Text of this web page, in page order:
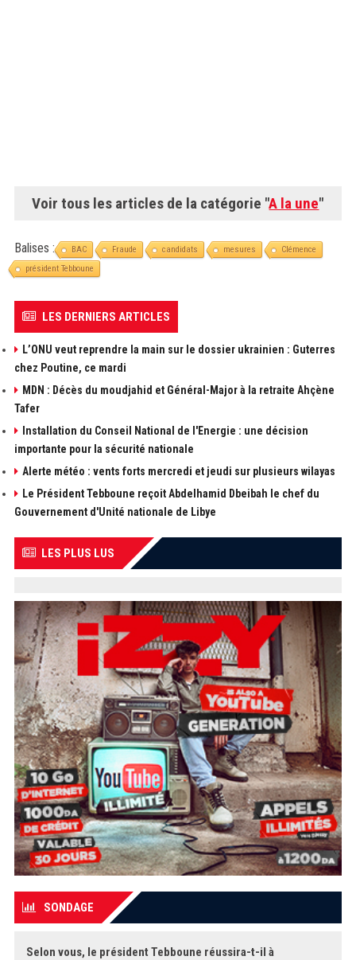
Voir tous les articles de la catégorie "A la une"
Balises : BAC Fraude candidats mesures
Clémence
président Tebboune
LES DERNIERS ARTICLES
L’ONU veut reprendre la main sur le dossier ukrainien : Guterres
chez Poutine, ce mardi
MDN : Décès du moudjahid et Général-Major à la retraite Ahçène
Tafer
Installation du Conseil National de l'Energie : une décision
importante pour la sécurité nationale
Alerte météo : vents forts mercredi et jeudi sur plusieurs wilayas
Le Président Tebboune reçoit Abdelhamid Dbeibah le chef du
Gouvernement d'Unité nationale de Libye
LES PLUS LUS
SONDAGE
Selon vous, le président Tebboune réussira-t-il à